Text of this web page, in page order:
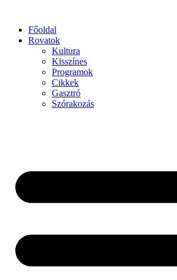
Főoldal
Rovatok
Kultura
Kisszínes
Programok
Cikkek
Gasztró
Szórakozás